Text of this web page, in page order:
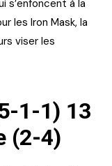
s’enfoncent à la
les Iron Mask, la
viser les
1-1) 13
(2-4)